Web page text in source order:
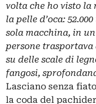
volta che ho visto la
la pelle d’oca:
sola macchina, in
persone
su delle scale di
fangosi,
Lasciano senza
la coda del